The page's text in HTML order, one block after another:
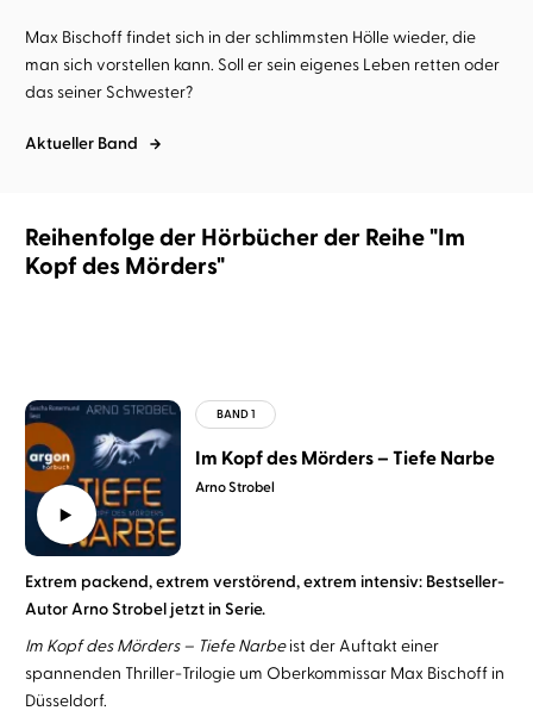
Max Bischoff findet sich in der schlimmsten Hölle wieder, die
man sich vorstellen kann. Soll er sein eigenes Leben retten oder
das seiner Schwester?
Aktueller Band
Reihenfolge der Hörbücher der Reihe "Im
Kopf des Mörders"
Arno Strobel
Im Kopf des Mörders – Tiefe Narbe
Extrem packend, extrem verstörend, extrem intensiv: Bestseller-
Autor Arno Strobel jetzt in Serie.
Im Kopf des Mörders – Tiefe Narbeist der Auftakt einer
spannenden Thriller-Trilogie um Oberkommissar Max Bischoff in
Düsseldorf.